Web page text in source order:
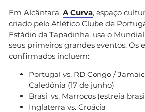
Em Alcântara, A Curva, espaço
criado pelo Atlético Clube de
Estádio da Tapadinha, usa o
seus primeiros grandes eventos. Os
confirmados incluem:
Portugal vs. RD Congo /
Caledónia (17 de junho)
Brasil vs. Marrocos (estreia
Inglaterra vs. Croácia